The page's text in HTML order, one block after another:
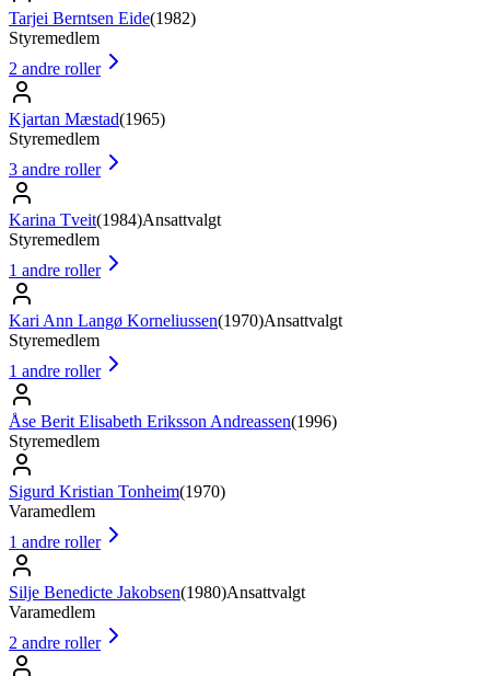
Tarjei Berntsen Eide(1982)
Styremedlem
2 andre roller
Kjartan Mæstad(1965)
Styremedlem
3 andre roller
Karina Tveit(1984)Ansattvalgt
Styremedlem
1 andre roller
Kari Ann Langø Korneliussen(1970)Ansattvalgt
Styremedlem
1 andre roller
Åse Berit Elisabeth Eriksson Andreassen(1996)
Styremedlem
Sigurd Kristian Tonheim(1970)
Varamedlem
1 andre roller
Silje Benedicte Jakobsen(1980)Ansattvalgt
Varamedlem
2 andre roller